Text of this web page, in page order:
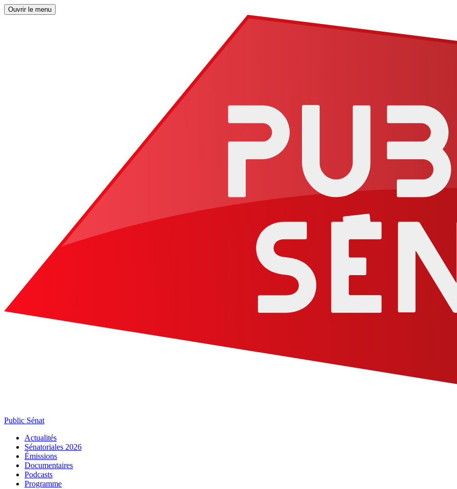
Ouvrir le menu
Public Sénat
Actualités
Sénatoriales 2026
Émissions
Documentaires
Podcasts
Programme